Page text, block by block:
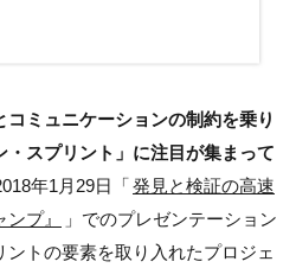
コミュニケーションの制約を乗り
スプリント」に注目が集まって
年1月29日「発見と検証の高速
プ』
」でのプレゼンテーション
トの要素を取り入れたプロジェ